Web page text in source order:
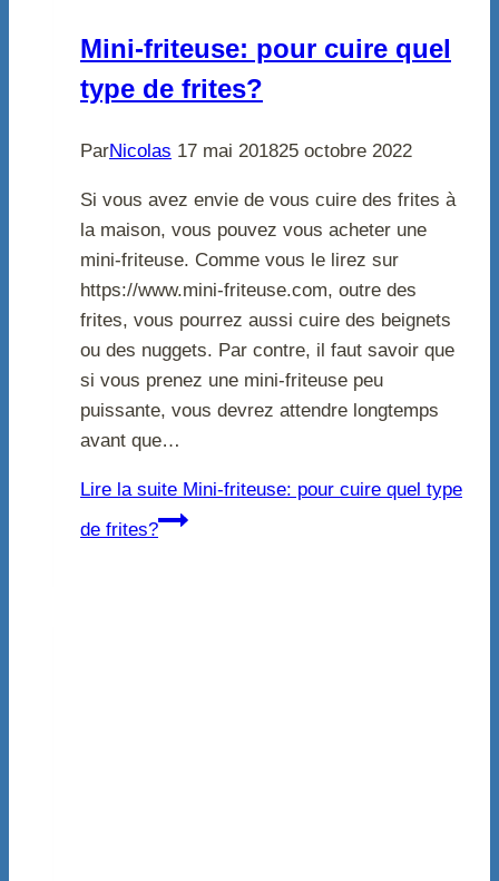
Mini-friteuse: pour cuire quel
type de frites?
ParNicolas 17 mai 201825 octobre 2022
Si vous avez envie de vous cuire des frites à
la maison, vous pouvez vous acheter une
mini-friteuse. Comme vous le lirez sur
https://www.mini-friteuse.com, outre des
frites, vous pourrez aussi cuire des beignets
ou des nuggets. Par contre, il faut savoir que
si vous prenez une mini-friteuse peu
puissante, vous devrez attendre longtemps
avant que…
Lire la suite Mini-friteuse: pour cuire quel type
de frites?